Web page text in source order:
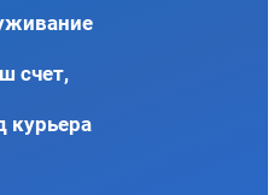
счет,
курьера